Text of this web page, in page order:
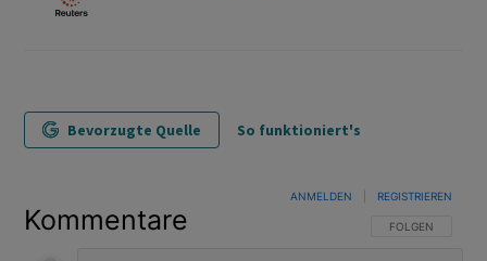
Bevorzugte Quelle So funktioniert's
Kommentare FOLGE DIESER
FOLGEN
ANMELDEN REGISTRIEREN